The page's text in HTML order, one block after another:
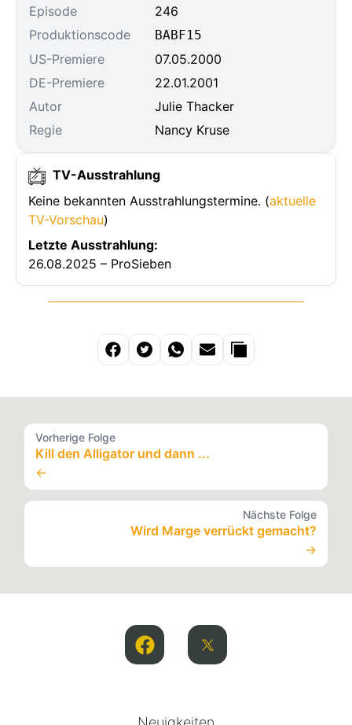
Episode
246
Produktionscode
BABF15
US-Premiere
07.05.2000
DE-Premiere
22.01.2001
Autor
Julie Thacker
Regie
Nancy Kruse
TV-Ausstrahlung
Keine bekannten Ausstrahlungstermine. (aktuelle
TV-Vorschau)
Letzte Ausstrahlung:
26.08.2025 – ProSieben
Vorherige Folge
Kill den Alligator und dann ...
←
Nächste Folge
Wird Marge verrückt gemacht?
→